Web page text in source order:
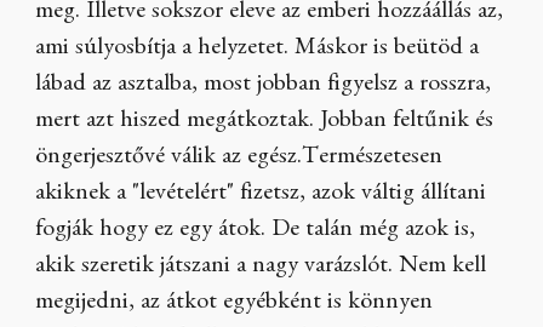
meg. Illetve sokszor eleve az emberi hozzáállás az,
ami súlyosbítja a helyzetet. Máskor is beütöd a
lábad az asztalba, most jobban figyelsz a rosszra,
mert azt hiszed megátkoztak. Jobban feltűnik és
öngerjesztővé válik az egész.Természetesen
akiknek a "levételért" fizetsz, azok váltig állítani
fogják hogy ez egy átok. De talán még azok is,
akik szeretik játszani a nagy varázslót. Nem kell
megijedni, az átkot egyébként is könnyen